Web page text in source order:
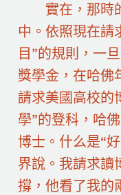
實在，那時
中。依照現在請
目”的規則，一
獎學金，在哈佛
請求美國高校的
學”的登科，哈
博士。什么是“
界說。我請求讀
撐，他看了我的